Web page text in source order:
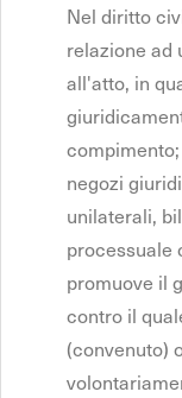
Nel diritto
relazione ad
all'atto, in
negozi
unilaterali,
processuale
promuove il
contro il
(convenuto)